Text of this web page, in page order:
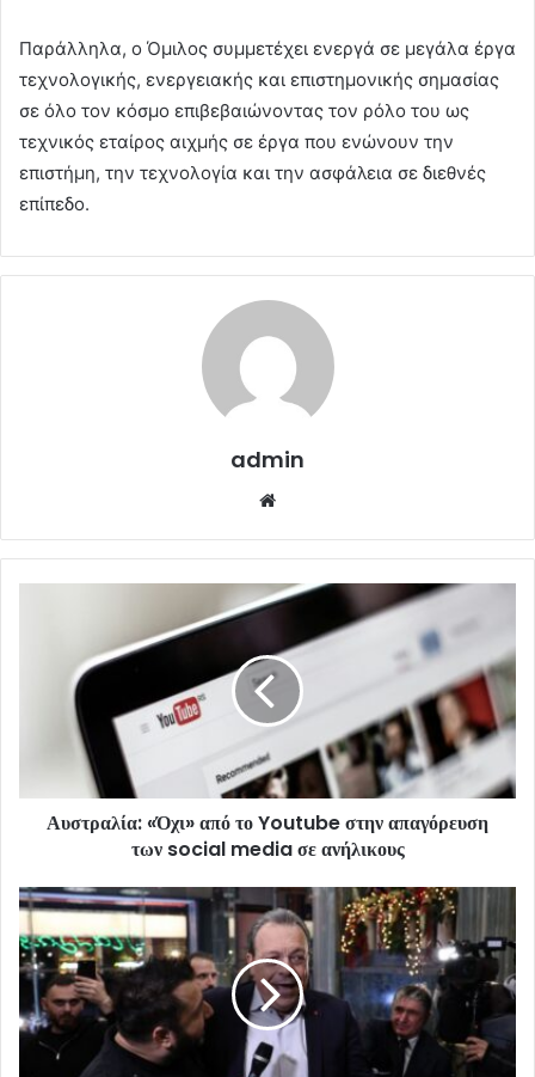
Παράλληλα, ο Όμιλος συμμετέχει ενεργά σε μεγάλα έργα
τεχνολογικής, ενεργειακής και επιστημονικής σημασίας
σε όλο τον κόσμο επιβεβαιώνοντας τον ρόλο του ως
τεχνικός εταίρος αιχμής σε έργα που ενώνουν την
επιστήμη, την τεχνολογία και την ασφάλεια σε διεθνές
επίπεδο.
admin
Αυστραλία: «Όχι» από το Youtube στην απαγόρευση
των social media σε ανήλικους